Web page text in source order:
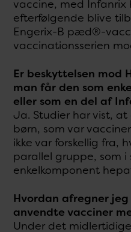
vaccine, med Infanrix
efterfølgende blive
Engerix-B pæd®-
vaccinationsserien
Er beskyttelsen mod
man får den som
eller som en del af
Ja. Studier har vist,
børn, som var
ikke var forskellig fra,
parallel gruppe, som
enkelkomponent
Hvordan afregner
anvendte vacciner
Under det